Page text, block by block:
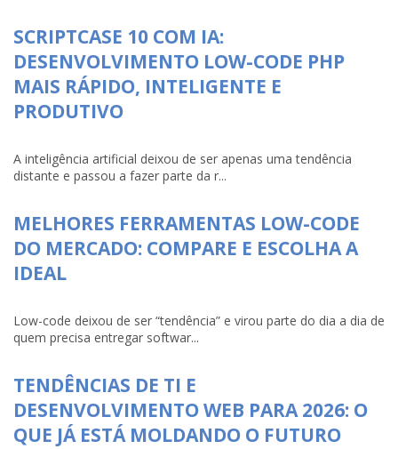
SCRIPTCASE 10 COM IA:
DESENVOLVIMENTO LOW-CODE PHP
MAIS RÁPIDO, INTELIGENTE E
PRODUTIVO
A inteligência artificial deixou de ser apenas uma tendência
distante e passou a fazer parte da r...
MELHORES FERRAMENTAS LOW-CODE
DO MERCADO: COMPARE E ESCOLHA A
IDEAL
Low-code deixou de ser “tendência” e virou parte do dia a dia de
quem precisa entregar softwar...
TENDÊNCIAS DE TI E
DESENVOLVIMENTO WEB PARA 2026: O
QUE JÁ ESTÁ MOLDANDO O FUTURO